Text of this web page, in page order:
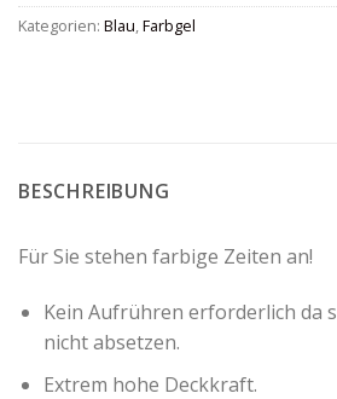
Kategorien: Blau,Farbgel
BESCHREIBUNG
Für Sie stehen farbige Zeiten an!
Kein Aufrühren erforderlich da
nicht absetzen.
Extrem hohe Deckkraft.